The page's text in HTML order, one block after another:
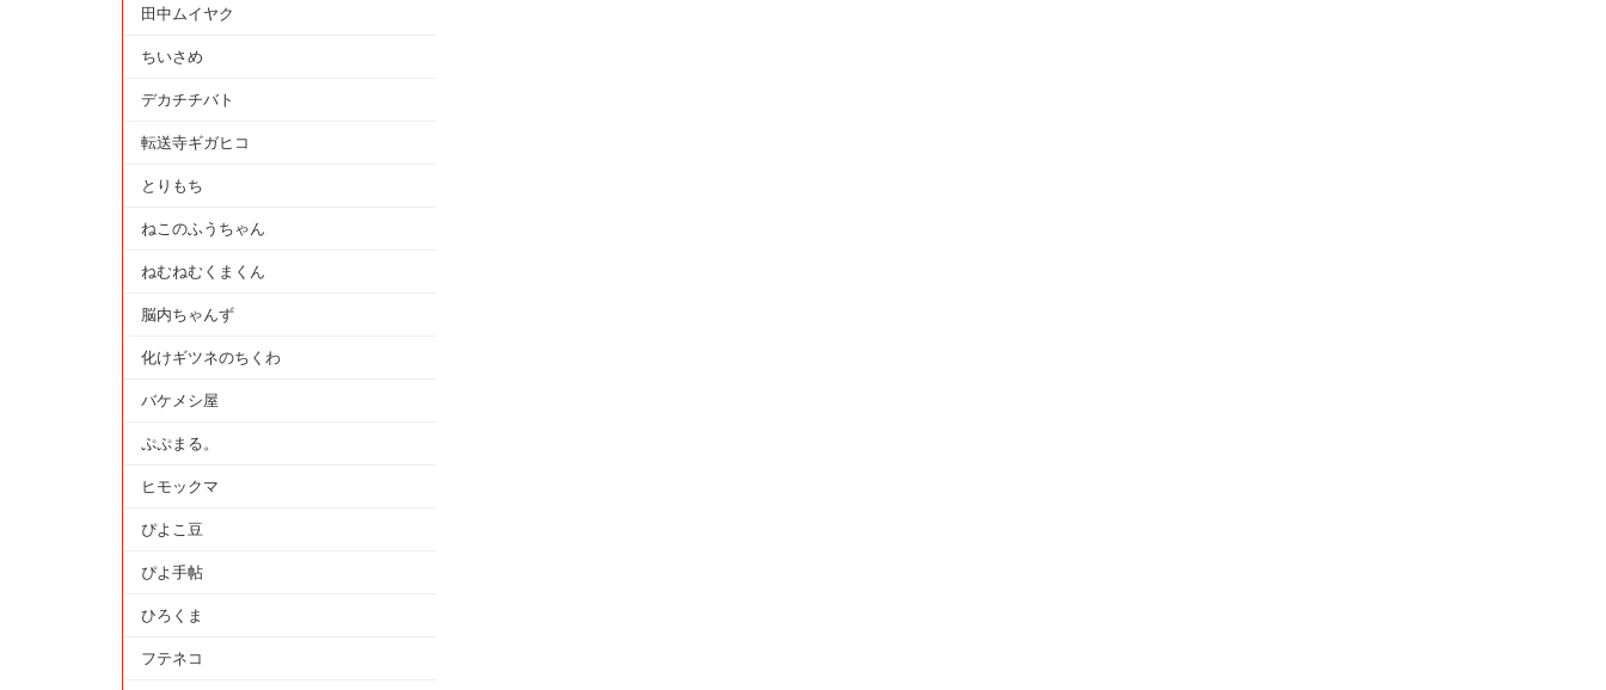
田中ムイヤク
ちいさめ
デカチチバト
転送寺ギガヒコ
とりもち
ねこのふうちゃん
ねむねむくまくん
脳内ちゃんず
化けギツネのちくわ
バケメシ屋
ぷぷまる。
ヒモックマ
ぴよこ豆
ぴよ手帖
ひろくま
フテネコ